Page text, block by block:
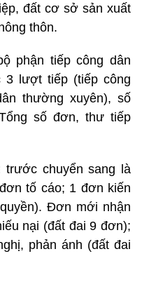
đất cơ sở sản xuất
thôn.
phận tiếp công dân
3 lượt tiếp (tiếp công
thường xuyên), số
số đơn, thư tiếp
trước chuyển sang là
tố cáo; 1 đơn kiến
Đơn mới nhận
nại (đất đai 9 đơn);
phản ánh (đất đai